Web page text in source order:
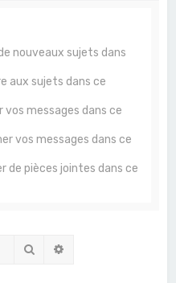
nouveaux sujets dans
aux sujets dans ce
vos messages dans ce
vos messages dans ce
de pièces jointes dans ce
Rechercher